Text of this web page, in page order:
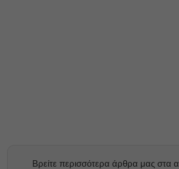
Βρείτε περισσότερα άρθρα μας στα